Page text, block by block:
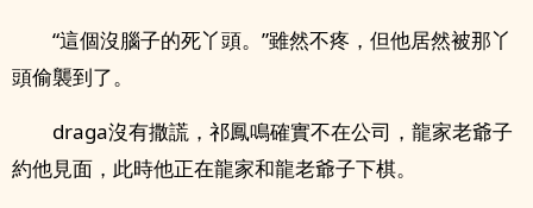
“這個沒腦子的死丫頭。”雖然不疼，但他居然被那丫
頭偷襲到了。
draga沒有撒謊，祁鳳鳴確實不在公司，龍家老爺子
約他見面，此時他正在龍家和龍老爺子下棋。